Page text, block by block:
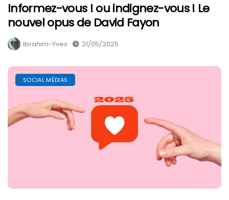
Informez-vous ! ou indignez-vous ! Le
nouvel opus de David Fayon
Ibrahim-Yves 21/05/2025
SOCIAL MÉDIAS